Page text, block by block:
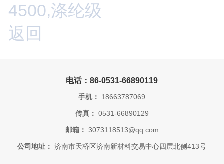
4500,涤纶级
返回
电话：86-0531-66890119
手机： 18663787069
传真： 0531-66890129
邮箱： 3073118513@qq.com
公司地址： 济南市天桥区济南新材料交易中心四层北侧413号